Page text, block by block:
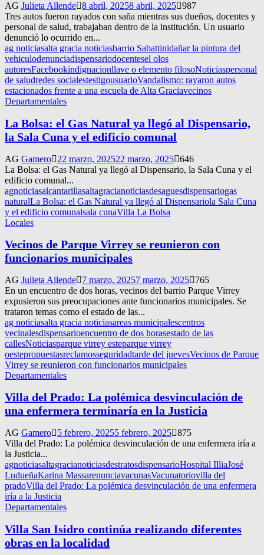
AG Julieta Allende 8 abril, 20258 abril, 2025 987
Tres autos fueron rayados con saña mientras sus dueños, docentes y
personal de salud, trabajaban dentro de la institución. Un usuario
denunció lo ocurrido en...
ag noticiasalta gracia noticiasbarrio Sabattinidañar la pintura del
vehiculodenunciadispensariodocentesel olos
autoresFacebookindignacionllave o elemento filosoNoticiaspersonal
de saludredes socialestestigousuarioVandalismo: rayaron autos
estacionados frente a una escuela de Alta Graciavecinos
Departamentales
La Bolsa: el Gas Natural ya llegó al Dispensario,
la Sala Cuna y el edificio comunal
AG Gamero 22 marzo, 202522 marzo, 2025 646
La Bolsa: el Gas Natural ya llegó al Dispensario, la Sala Cuna y el
edificio comunal...
agnoticiasalcantarillasaltagracianoticiasdesaguesdispensariogas
naturalLa Bolsa: el Gas Natural ya llegó al Dispensariola Sala Cuna
y el edificio comunalsala cunaVilla La Bolsa
Locales
Vecinos de Parque Virrey se reunieron con
funcionarios municipales
AG Julieta Allende 7 marzo, 20257 marzo, 2025
765
En un encuentro de dos horas, vecinos del barrio Parque Virrey
expusieron sus preocupaciones ante funcionarios municipales. Se
trataron temas como el estado de las...
ag noticiasalta gracia noticiasareas municipalescentros
vecinalesdispensarioencuentro de dos horasestado de las
callesNoticiasparque virrey esteparque virrey
oestepropuestasreclamosseguridadtarde del juevesVecinos de Parque
Virrey se reunieron con funcionarios municipales
Departamentales
Villa del Prado: La polémica desvinculación de
una enfermera terminaría en la Justicia
AG Gamero 5 febrero, 20255 febrero, 2025 875
Villa del Prado: La polémica desvinculación de una enfermera iría a
la Justicia...
agnoticiasaltagracianoticiasdestratosdispensarioHospital IlliaJosé
LudueñaKarina MassarenunciavacunasVacunatoriovilla del
pradoVilla del Prado: La polémica desvinculación de una enfermera
iría a la Justicia
Departamentales
Villa San Isidro continúa realizando diferentes
obras en la localidad